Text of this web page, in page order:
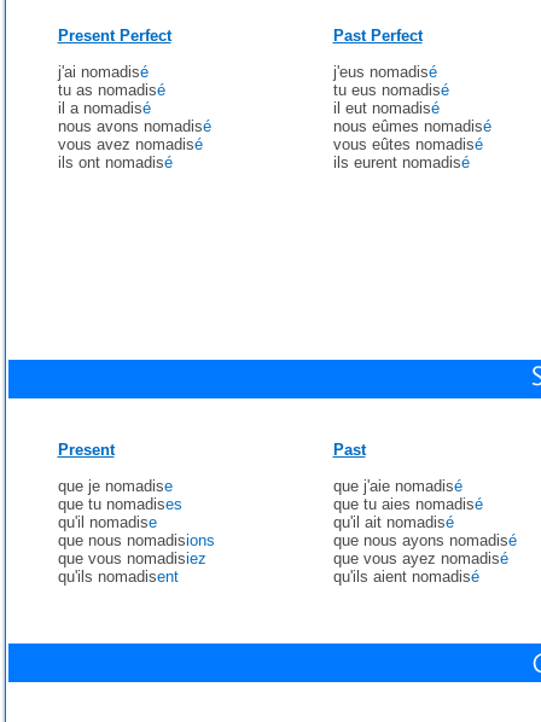
Present Perfect
j'ai nomadisé
tu as nomadisé
il a nomadisé
nous avons nomadisé
vous avez nomadisé
ils ont nomadisé
Past Perfect
j'eus nomadisé
tu eus nomadisé
il eut nomadisé
nous eûmes nomadisé
vous eûtes nomadisé
ils eurent nomadisé
Present
que je nomadise
que tu nomadises
qu'il nomadise
que nous nomadisions
que vous nomadisiez
qu'ils nomadisent
Past
que j'aie nomadisé
que tu aies nomadisé
qu'il ait nomadisé
que nous ayons nomadisé
que vous ayez nomadisé
qu'ils aient nomadisé